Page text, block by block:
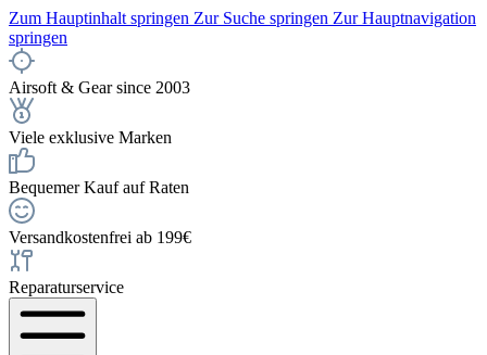
Zum Hauptinhalt springen Zur Suche springen Zur Hauptnavigation
springen
Airsoft & Gear since 2003
Viele exklusive Marken
Bequemer Kauf auf Raten
Versandkostenfrei ab 199€
Reparaturservice